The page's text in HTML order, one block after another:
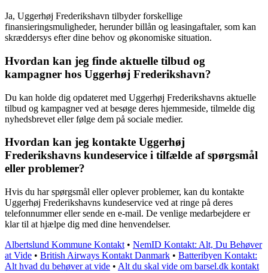
Ja, Uggerhøj Frederikshavn tilbyder forskellige
finansieringsmuligheder, herunder billån og leasingaftaler, som kan
skræddersys efter dine behov og økonomiske situation.
Hvordan kan jeg finde aktuelle tilbud og
kampagner hos Uggerhøj Frederikshavn?
Du kan holde dig opdateret med Uggerhøj Frederikshavns aktuelle
tilbud og kampagner ved at besøge deres hjemmeside, tilmelde dig
nyhedsbrevet eller følge dem på sociale medier.
Hvordan kan jeg kontakte Uggerhøj
Frederikshavns kundeservice i tilfælde af spørgsmål
eller problemer?
Hvis du har spørgsmål eller oplever problemer, kan du kontakte
Uggerhøj Frederikshavns kundeservice ved at ringe på deres
telefonnummer eller sende en e-mail. De venlige medarbejdere er
klar til at hjælpe dig med dine henvendelser.
Albertslund Kommune Kontakt • NemID Kontakt: Alt, Du Behøver
at Vide • British Airways Kontakt Danmark • Batteribyen Kontakt:
Alt hvad du behøver at vide • Alt du skal vide om barsel.dk kontakt